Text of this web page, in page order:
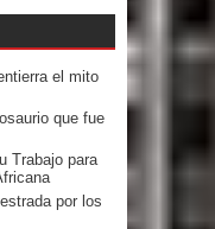
el mito
que fue
Trabajo para
por los